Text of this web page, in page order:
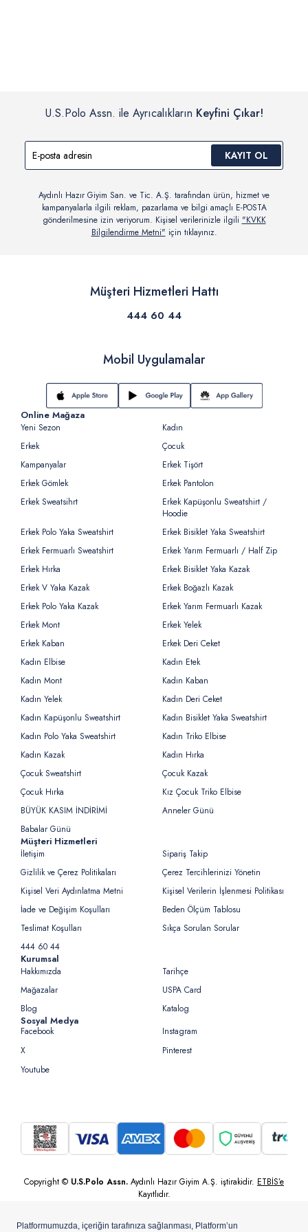
U.S.Polo Assn. ile Ayrıcalıkların Keyfini Çıkar!
KAYIT OL
Aydınlı Hazır Giyim San. ve Tic. A.Ş. tarafından ürün, hizmet ve
kampanyalarla ilgili reklam, pazarlama ve bilgi amaçlı E-POSTA
gönderilmesine izin veriyorum. Kişisel verilerinizle ilgili "KVKK
Bilgilendirme Metni" için tıklayınız.
Müşteri Hizmetleri Hattı
444 60 44
Mobil Uygulamalar
Online Mağaza
Yeni Sezon
Kadın
Erkek
Çocuk
Kampanyalar
Erkek Tişört
Erkek Gömlek
Erkek Pantolon
Erkek Sweatsihrt
Erkek Kapüşonlu Sweatshirt /
Hoodie
Erkek Polo Yaka Sweatshirt
Erkek Bisiklet Yaka Sweatshirt
Erkek Fermuarlı Sweatshirt
Erkek Yarım Fermuarlı / Half Zip
Erkek Hırka
Erkek Bisiklet Yaka Kazak
Erkek V Yaka Kazak
Erkek Boğazlı Kazak
Erkek Polo Yaka Kazak
Erkek Yarım Fermuarlı Kazak
Erkek Mont
Erkek Yelek
Erkek Kaban
Erkek Deri Ceket
Kadın Elbise
Kadın Etek
Kadın Mont
Kadın Kaban
Kadın Yelek
Kadın Deri Ceket
Kadın Kapüşonlu Sweatshirt
Kadın Bisiklet Yaka Sweatshirt
Kadın Polo Yaka Sweatshirt
Kadın Triko Elbise
Kadın Kazak
Kadın Hırka
Çocuk Sweatshirt
Çocuk Kazak
Çocuk Hırka
Kız Çocuk Triko Elbise
BÜYÜK KASIM İNDİRİMİ
Anneler Günü
Babalar Günü
Müşteri Hizmetleri
İletişim
Sipariş Takip
Gizlilik ve Çerez Politikaları
Çerez Tercihlerinizi Yönetin
Kişisel Veri Aydınlatma Metni
Kişisel Verilerin İşlenmesi Politikası
İade ve Değişim Koşulları
Beden Ölçüm Tablosu
Teslimat Koşulları
Sıkça Sorulan Sorular
444 60 44
Kurumsal
Hakkımızda
Tarihçe
Mağazalar
USPA Card
Blog
Katalog
Sosyal Medya
Facebook
Instagram
X
Pinterest
Youtube
Copyright © U.S.Polo Assn. Aydınlı Hazır Giyim A.Ş. iştirakidir. ETBİS’e
Kayıtlıdır.